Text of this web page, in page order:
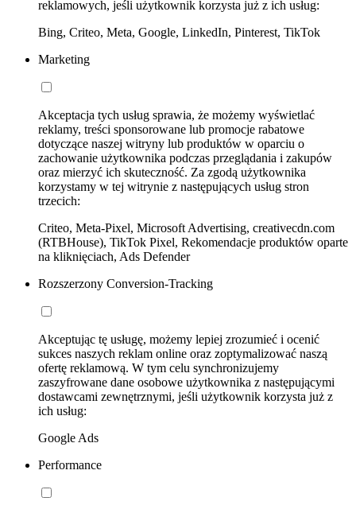
reklamowych, jeśli użytkownik korzysta już z ich usług:
Bing, Criteo, Meta, Google, LinkedIn, Pinterest, TikTok
Marketing
Akceptacja tych usług sprawia, że możemy wyświetlać
reklamy, treści sponsorowane lub promocje rabatowe
dotyczące naszej witryny lub produktów w oparciu o
zachowanie użytkownika podczas przeglądania i zakupów
oraz mierzyć ich skuteczność. Za zgodą użytkownika
korzystamy w tej witrynie z następujących usług stron
trzecich:
Criteo, Meta-Pixel, Microsoft Advertising, creativecdn.com
(RTBHouse), TikTok Pixel, Rekomendacje produktów oparte
na kliknięciach, Ads Defender
Rozszerzony Conversion-Tracking
Akceptując tę usługę, możemy lepiej zrozumieć i ocenić
sukces naszych reklam online oraz zoptymalizować naszą
ofertę reklamową. W tym celu synchronizujemy
zaszyfrowane dane osobowe użytkownika z następującymi
dostawcami zewnętrznymi, jeśli użytkownik korzysta już z
ich usług:
Google Ads
Performance